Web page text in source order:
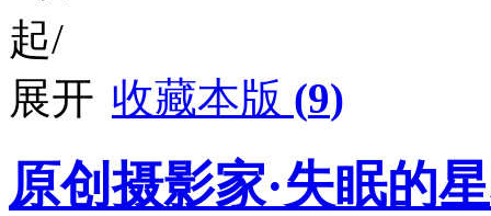
收藏本版 (9)
原创摄影家·失眠的